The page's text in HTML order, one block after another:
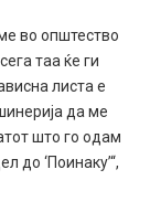
во општество
таа ќе ги
листа е
да ме
што го одам
до ‘Поинаку’“,